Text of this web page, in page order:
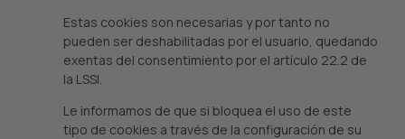
Estas cookies son necesarias y por tanto no
pueden ser deshabilitadas por el usuario, quedando
exentas del consentimiento por el artículo 22.2 de
la LSSI.
Le informamos de que si bloquea el uso de este
tipo de cookies a través de la configuración de su